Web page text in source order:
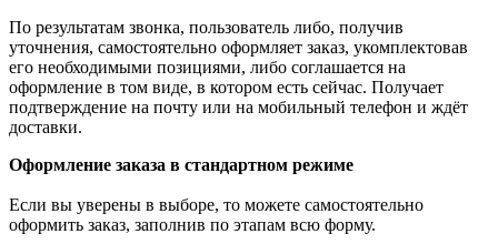
По результатам звонка, пользователь либо, получив
уточнения, самостоятельно оформляет заказ, укомплектовав
его необходимыми позициями, либо соглашается на
оформление в том виде, в котором есть сейчас. Получает
подтверждение на почту или на мобильный телефон и ждёт
доставки.
Оформление заказа в стандартном режиме
Если вы уверены в выборе, то можете самостоятельно
оформить заказ, заполнив по этапам всю форму.